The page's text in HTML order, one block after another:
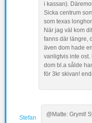
i kassan).
Sicka centrum
som texas
När jag väl kom
fanns där längre,
även dom hade
vanligtvis inte
dom bl.a sålde
för 3kr skivan!
Stefan @Matte: Grymt!